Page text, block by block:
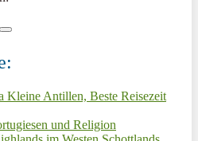
Kleine Antillen, Beste Reisezeit
und Religion